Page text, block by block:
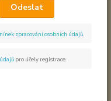
Bramborová jídla
Odeslat
zpracování osobních údajů
pro účely registrace.